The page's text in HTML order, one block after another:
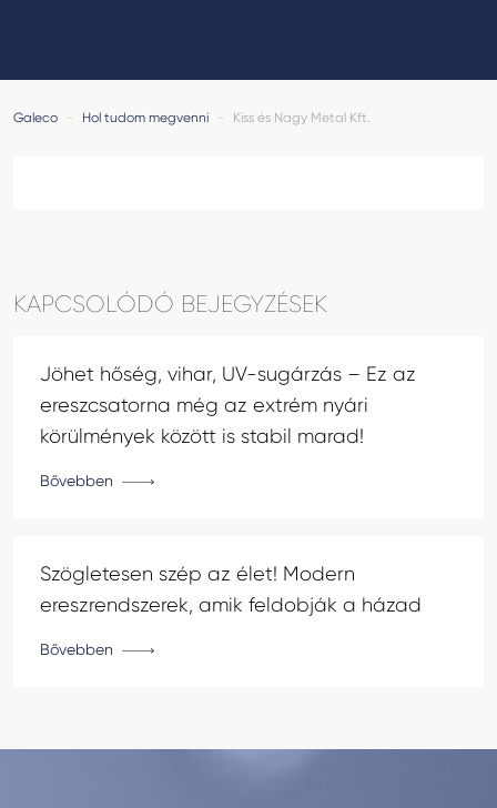
Galeco - Hol tudom megvenni - Kiss és Nagy Metal Kft.
KAPCSOLÓDÓ BEJEGYZÉSEK
Jöhet hőség, vihar, UV-sugárzás – Ez az
ereszcsatorna még az extrém nyári
körülmények között is stabil marad!
Bővebben
Szögletesen szép az élet! Modern
ereszrendszerek, amik feldobják a házad
Bővebben